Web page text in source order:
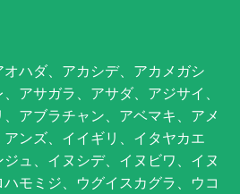
ハダ、アカシデ、アカメガシ
アサガラ、アサダ、アジサイ、
アブラチャン、アベマキ、アメ
ンズ、イイギリ、イタヤカエ
ュ、イヌシデ、イヌビワ、イヌ
モミジ、ウグイスカグラ、ウコ